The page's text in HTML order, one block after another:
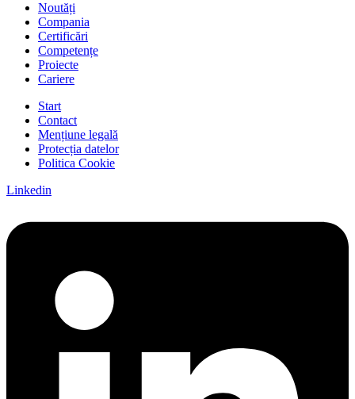
Noutăți
Compania
Certificări
Competențe
Proiecte
Cariere
Start
Contact
Mențiune legală
Protecția datelor
Politica Cookie
Linkedin